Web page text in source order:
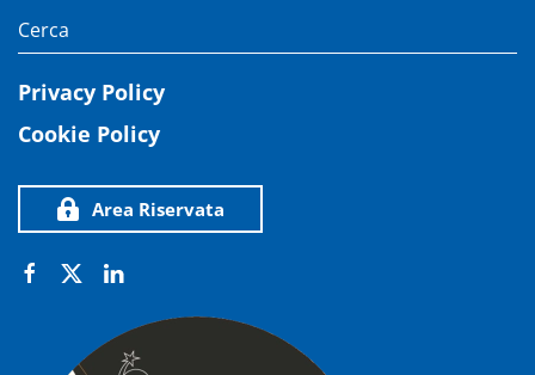
Privacy Policy
Cookie Policy
Area Riservata